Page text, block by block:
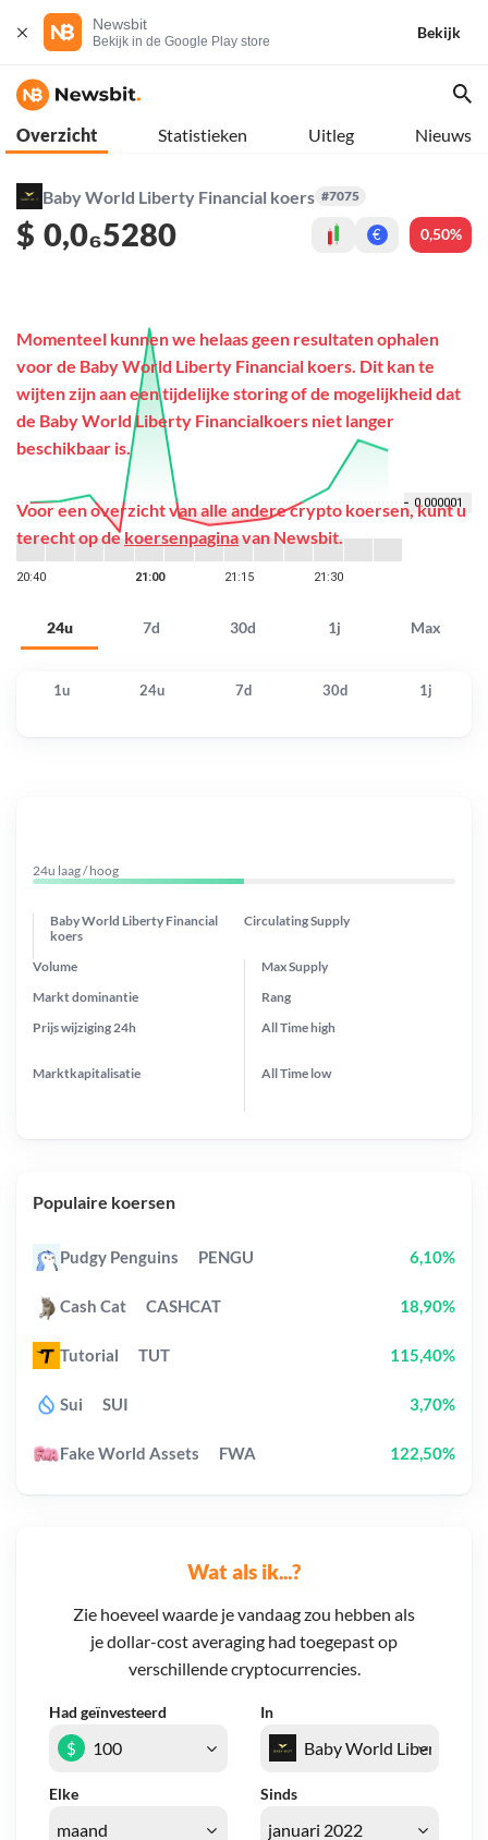
Newsbit
Bekijk in de Google Play store
Bekijk
Overzicht Statistieken Uitleg Nieuws
Baby World Liberty Financial koers #7075
$ 0,0₆5280 € 0,50%
24u 7d 30d 1j Max
Momenteel kunnen we helaas geen resultaten ophalen
voor de Baby World Liberty Financial koers. Dit kan te
wijten zijn aan een tijdelijke storing of de mogelijkheid dat
de Baby World Liberty Financialkoers niet langer
beschikbaar is.
Voor een overzicht van alle andere crypto koersen, kunt u
terecht op dekoersenpaginavan Newsbit.
1u 24u 7d 30d 1j
Wat als ik...?
Zie hoeveel waarde je vandaag zou hebben als
je dollar-cost averaging had toegepast op
verschillende cryptocurrencies.
Had geïnvesteerd In
Elke Sinds
$
24u laag / hoog
Baby World Liberty Financial
koers
Circulating Supply
Prijs wijziging 24h
Max Supply
Markt dominantie
Marktkapitalisatie
Volume
Rang
All Timehigh
All Time low
Populaire koersen
Pudgy Penguins PENGU 6,10%
Cash Cat CASHCAT 18,90%
Tutorial TUT 115,40%
Sui SUI 3,70%
Fake World Assets FWA 122,50%